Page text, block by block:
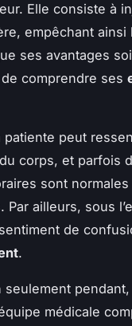
Elle consiste à
empêchant ainsi
ses avantages
comprendre ses
patiente peut
corps, et parfois
sont normales
ailleurs, sous
de
.
médicale